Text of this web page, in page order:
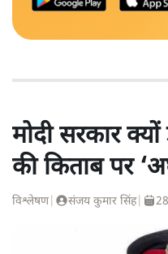
मोदी सरकार
की किताब पर
विश्लेषण| संजय कुमार सिंह|